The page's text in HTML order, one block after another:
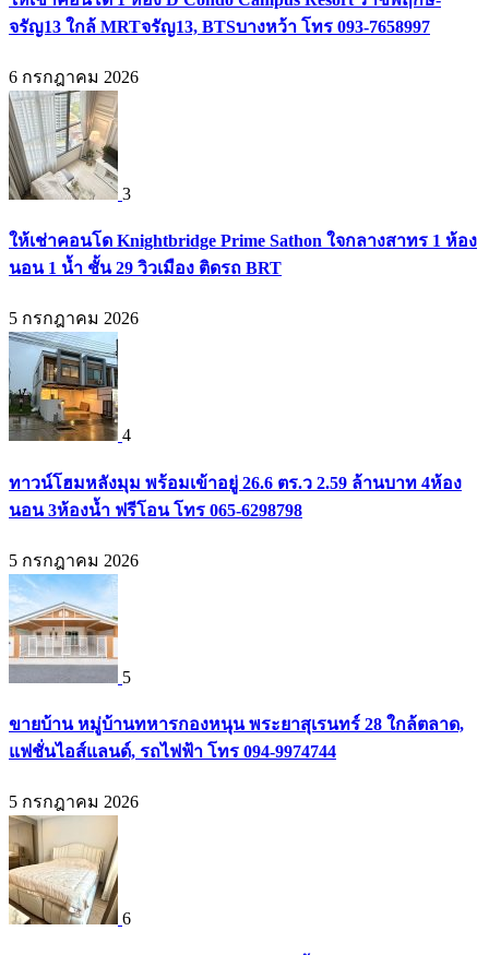
จรัญ13 ใกล้ MRTจรัญ13, BTSบางหว้า โทร 093-7658997
6 กรกฎาคม 2026
3
ให้เช่าคอนโด Knightbridge Prime Sathon ใจกลางสาทร 1 ห้อง
นอน 1 น้ำ ชั้น 29 วิวเมือง ติดรถ BRT
5 กรกฎาคม 2026
4
ทาวน์โฮมหลังมุม พร้อมเข้าอยู่ 26.6 ตร.ว 2.59 ล้านบาท 4ห้อง
นอน 3ห้องน้ำ ฟรีโอน โทร 065-6298798
5 กรกฎาคม 2026
5
ขายบ้าน หมู่บ้านทหารกองหนุน พระยาสุเรนทร์ 28 ใกล้ตลาด,
แฟชั่นไอส์แลนด์, รถไฟฟ้า โทร 094-9974744
5 กรกฎาคม 2026
6